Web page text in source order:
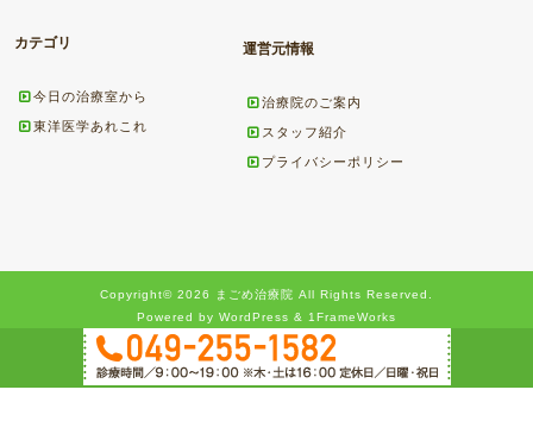
カテゴリ
今日の治療室から
東洋医学あれこれ
運営元情報
治療院のご案内
スタッフ紹介
プライバシーポリシー
Copyright© 2026 まごめ治療院 All Rights Reserved.
Powered by WordPress & 1FrameWorks